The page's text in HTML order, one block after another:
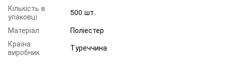
Кількість в
упаковці
500 шт.
Матеріал
Поліестер
Країна
виробник
Туреччина